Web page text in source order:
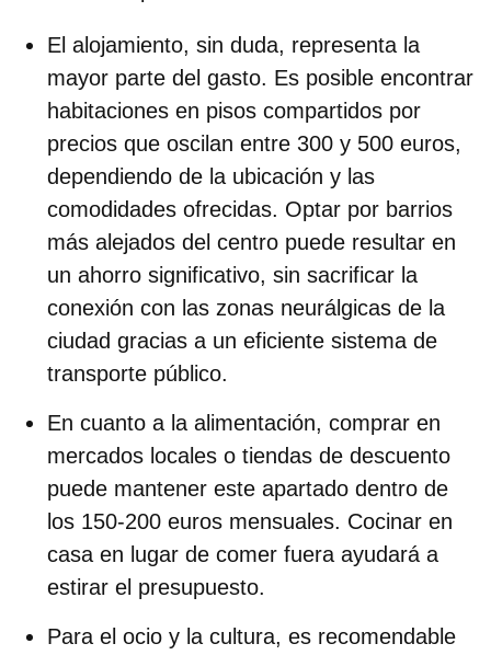
El alojamiento, sin duda, representa la
mayor parte del gasto. Es posible encontrar
habitaciones en pisos compartidos por
precios que oscilan entre 300 y 500 euros,
dependiendo de la ubicación y las
comodidades ofrecidas. Optar por barrios
más alejados del centro puede resultar en
un ahorro significativo, sin sacrificar la
conexión con las zonas neurálgicas de la
ciudad gracias a un eficiente sistema de
transporte público.
En cuanto a la alimentación, comprar en
mercados locales o tiendas de descuento
puede mantener este apartado dentro de
los 150-200 euros mensuales. Cocinar en
casa en lugar de comer fuera ayudará a
estirar el presupuesto.
Para el ocio y la cultura, es recomendable